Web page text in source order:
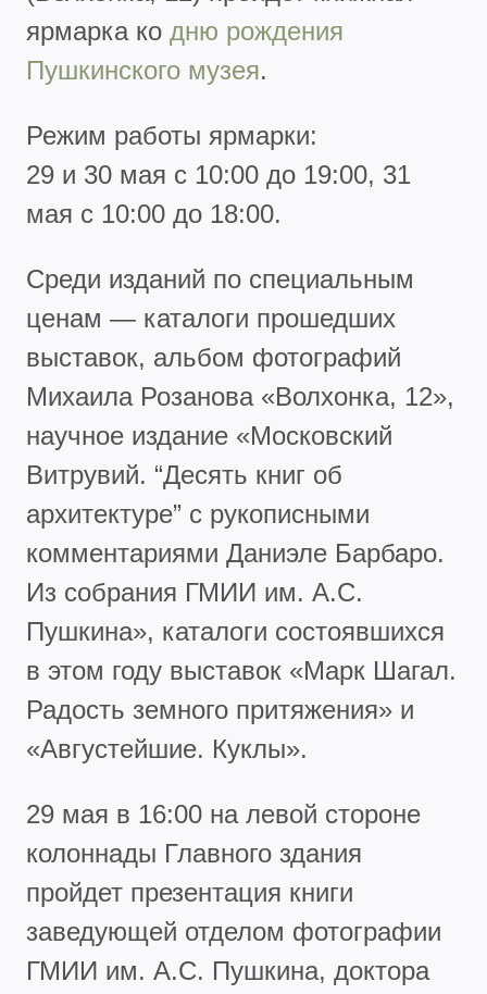
ярмарка ко дню рождения
Пушкинского музея.
Режим работы ярмарки:
29 и 30 мая с 10:00 до 19:00, 31
мая с 10:00 до 18:00.
Среди изданий по специальным
ценам — каталоги прошедших
выставок, альбом фотографий
Михаила Розанова «Волхонка, 12»,
научное издание «Московский
Витрувий. “Десять книг об
архитектуре” с рукописными
комментариями Даниэле Барбаро.
Из собрания ГМИИ им. А.С.
Пушкина», каталоги состоявшихся
в этом году выставок «Марк Шагал.
Радость земного притяжения» и
«Августейшие. Куклы».
29 мая в 16:00 на левой стороне
колоннады Главного здания
пройдет презентация книги
заведующей отделом фотографии
ГМИИ им. А.С. Пушкина, доктора